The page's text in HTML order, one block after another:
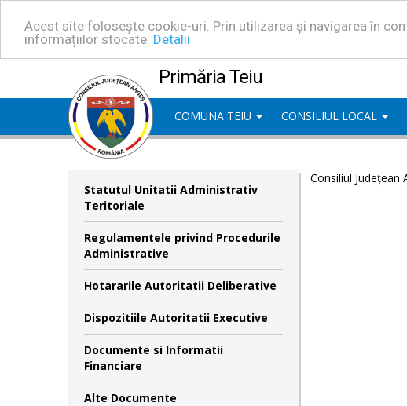
Acest site folosește cookie-uri. Prin utilizarea și navigarea în
informațiilor stocate. Detalii
Primăria Teiu
COMUNA TEIU CONSILIUL LOCAL
Statutul Unitatii Administrativ
Teritoriale
Regulamentele privind Procedurile
Administrative
Hotararile Autoritatii Deliberative
Dispozitiile Autoritatii Executive
Documente si Informatii
Financiare
Alte Documente
Consiliul Județean